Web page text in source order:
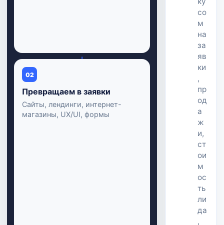
↓
02
Превращаем в заявки
Сайты, лендинги, интернет-
магазины, UX/UI, формы
со
м
на
за
яв
ки
,
пр
од
а
ж
и,
ст
ои
м
ос
ть
ли
да
,